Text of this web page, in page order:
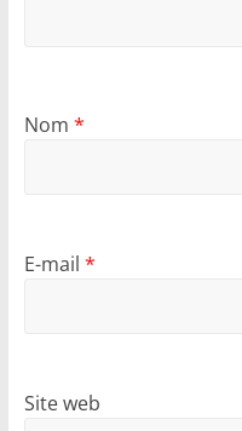
Nom *
E-mail *
Site web